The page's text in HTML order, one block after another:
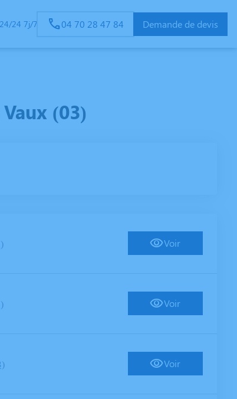
24 7j/7 04 70 28 47 84 Demande de devis
AUX FAMILLESESPACES HOMMAGES
(03)
Voir
Voir
Voir